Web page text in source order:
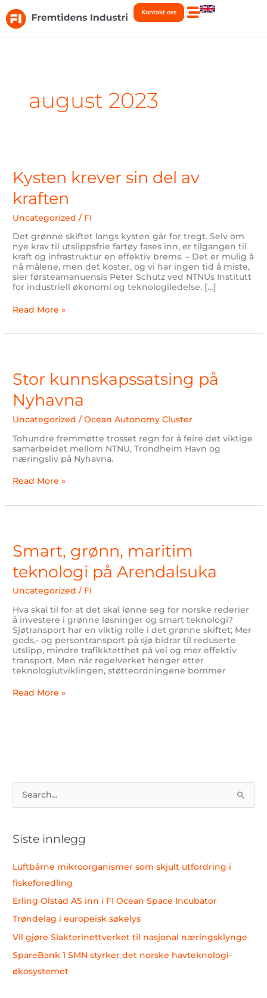
rett
til
Kontakt oss
august 2023
Kysten krever sin del av
kraften
Uncategorized / FI
Det grønne skiftet langs kysten går for tregt. Selv om
nye krav til utslippsfrie fartøy fases inn, er tilgangen til
kraft og infrastruktur en effektiv brems. – Det er mulig å
nå målene, men det koster, og vi har ingen tid å miste,
sier førsteamanuensis Peter Schütz ved NTNUs Institutt
for industriell økonomi og teknologiledelse. […]
del
kraften
Read More »
Stor kunnskapssatsing på
Nyhavna
Uncategorized /Ocean Autonomy Cluster
Tohundre fremmøtte trosset regn for å feire det viktige
samarbeidet mellom NTNU, Trondheim Havn og
næringsliv på Nyhavna.
Nyhavna
Read More »
Smart, grønn, maritim
teknologi på Arendalsuka
Uncategorized / FI
Hva skal til for at det skal lønne seg for norske rederier
å investere i grønne løsninger og smart teknologi?
Sjøtransport har en viktig rolle i det grønne skiftet; Mer
gods,- og persontransport på sjø bidrar til reduserte
utslipp, mindre trafikktetthet på vei og mer effektiv
transport. Men når regelverket henger etter
teknologiutviklingen, støtteordningene bommer
teknologi
Arendalsuka
Read More »
e
t
Siste innlegg
Luftbårne mikroorganismer som skjult utfordring i
fiskeforedling
Erling Olstad AS inn i FI Ocean Space Incubator
Trøndelag i europeisk søkelys
Vil gjøre Slakterinettverket til nasjonal næringsklynge
SpareBank 1 SMN styrker det norske havteknologi-
økosystemet